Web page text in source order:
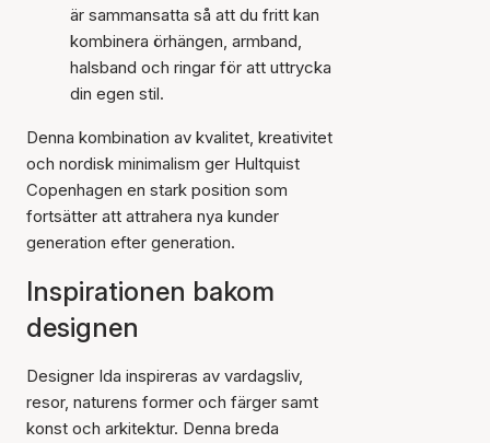
är sammansatta så att du fritt kan
kombinera örhängen, armband,
halsband och ringar för att uttrycka
din egen stil.
Denna kombination av kvalitet, kreativitet
och nordisk minimalism ger Hultquist
Copenhagen en stark position som
fortsätter att attrahera nya kunder
generation efter generation.
Inspirationen bakom
designen
Designer Ida inspireras av vardagsliv,
resor, naturens former och färger samt
konst och arkitektur. Denna breda